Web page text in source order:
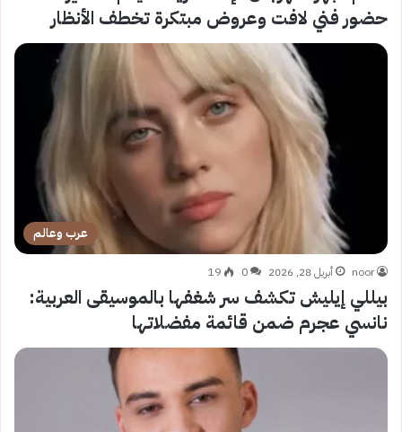
حضور فني لافت وعروض مبتكرة تخطف الأنظار
عرب وعالم
noor أبريل 28, 2026 0
19
بيللي إيليش تكشف سر شغفها بالموسيقى العربية:
نانسي عجرم ضمن قائمة مفضلاتها